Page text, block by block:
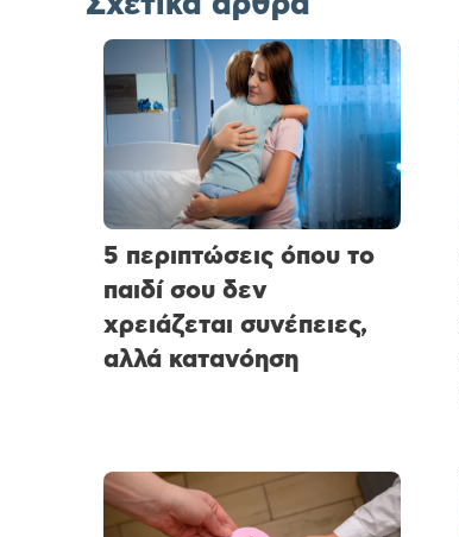
5 περιπτώσεις όπου το
παιδί σου δεν
χρειάζεται συνέπειες,
αλλά κατανόηση